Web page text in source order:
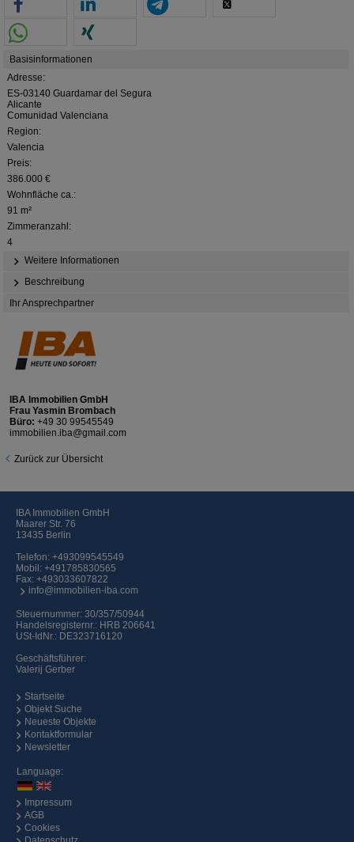
Basisinformationen
Adresse:
ES-03140 Guardamar del Segura
Alicante
Comunidad Valenciana
Region:
Valencia
Preis:
386.000 €
Wohnfläche ca.:
91 m²
Zimmeranzahl:
4
Weitere Informationen
Beschreibung
Ihr Ansprechpartner
IBA Immobilien GmbH
Frau Yasmin Brombach
Büro: +49 30 99545549
immobilien.iba@gmail.com
Zurück zur Übersicht
IBA Immobilien GmbH
Maarer Str. 76
13435 Berlin
Telefon: +493099545549
Mobil: +491785830565
Fax: +493033607822
info@immobilien-iba.com
Steuernummer: 30/357/50944
Handelsregisternr.: HRB 206641
USt-IdNr.: DE323716120
Geschäftsführer:
Valerij Gerber
Startseite
Objekt Suche
Neueste Objekte
Kontaktformular
Newsletter
Language:
Impressum
AGB
Cookies